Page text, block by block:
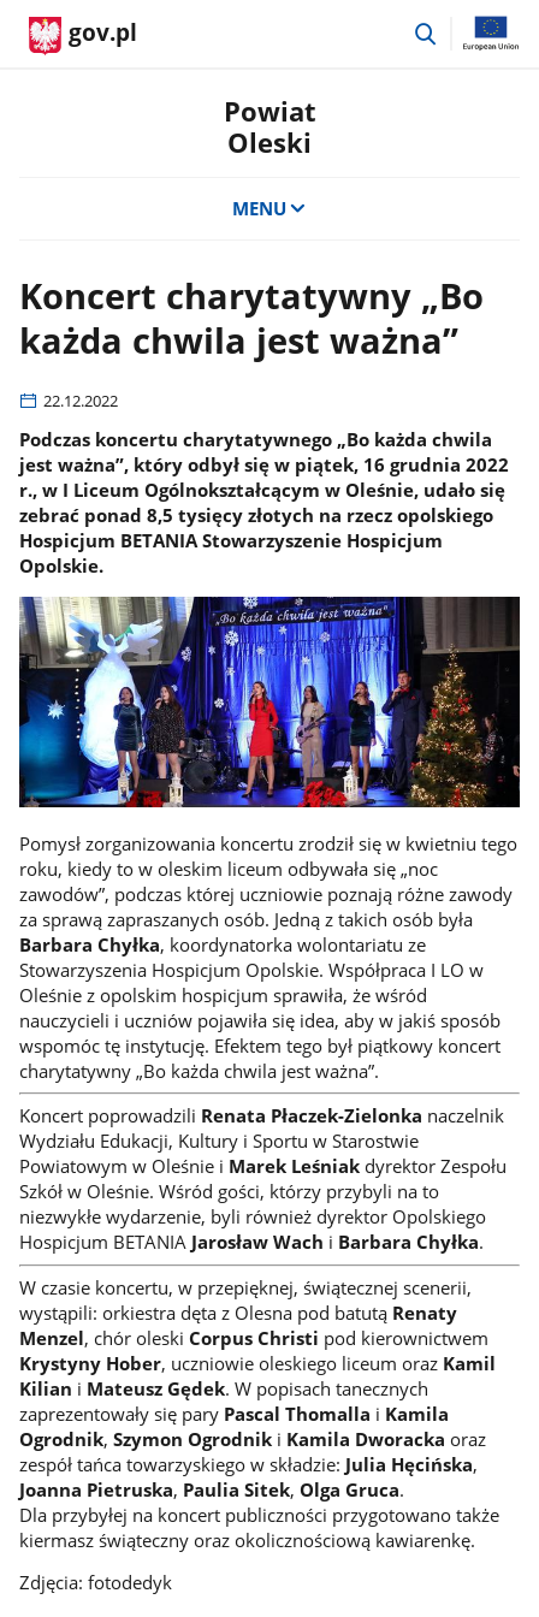
gov.pl
przejdź
Powiat
Oleski
MENU
Koncert charytatywny „Bo
każda chwila jest ważna”
22.12.2022
Podczas koncertu charytatywnego „Bo każda chwila
jest ważna”, który odbył się w piątek, 16 grudnia 2022
r., w I Liceum Ogólnokształcącym w Oleśnie, udało się
zebrać ponad 8,5 tysięcy złotych na rzecz opolskiego
Hospicjum BETANIA Stowarzyszenie Hospicjum
Opolskie.
Pomysł zorganizowania koncertu zrodził się w kwietniu tego
roku, kiedy to w oleskim liceum odbywała się „noc
zawodów”, podczas której uczniowie poznają różne zawody
za sprawą zapraszanych osób. Jedną z takich osób była
Barbara Chyłka, koordynatorka wolontariatu ze
Stowarzyszenia Hospicjum Opolskie. Współpraca I LO w
Oleśnie z opolskim hospicjum sprawiła, że wśród
nauczycieli i uczniów pojawiła się idea, aby w jakiś sposób
wspomóc tę instytucję. Efektem tego był piątkowy koncert
charytatywny „Bo każda chwila jest ważna”.
Koncert poprowadzili Renata Płaczek-Zielonka naczelnik
Wydziału Edukacji, Kultury i Sportu w Starostwie
Powiatowym w Oleśnie i Marek Leśniakdyrektor Zespołu
Szkół w Oleśnie. Wśród gości, którzy przybyli na to
niezwykłe wydarzenie, byli również dyrektor Opolskiego
Hospicjum BETANIA Jarosław Wach i Barbara Chyłka.
W czasie koncertu, w przepięknej, świątecznej scenerii,
wystąpili: orkiestra dęta z Olesna pod batutą Renaty
Menzel, chór oleski Corpus Christi pod kierownictwem
Krystyny Hober, uczniowie oleskiego liceum oraz Kamil
Kilian i Mateusz Gędek. W popisach tanecznych
zaprezentowały się pary Pascal Thomalla i Kamila
Ogrodnik, Szymon Ogrodniki Kamila Dworacka oraz
zespół tańca towarzyskiego w składzie: Julia Hęcińska,
Joanna Pietruska, Paulia Sitek, Olga Gruca.
Dla przybyłej na koncert publiczności przygotowano także
kiermasz świąteczny oraz okolicznościową kawiarenkę.
Zdjęcia: fotodedyk